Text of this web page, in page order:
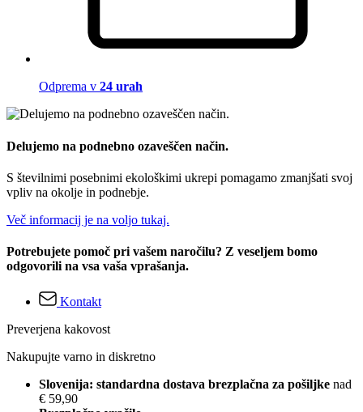
Odprema v 24 urah
Delujemo na podnebno ozaveščen način.
S številnimi posebnimi ekološkimi ukrepi pomagamo zmanjšati svoj
vpliv na okolje in podnebje.
Več informacij je na voljo tukaj.
Potrebujete pomoč pri vašem naročilu? Z veseljem bomo
odgovorili na vsa vaša vprašanja.
Kontakt
Preverjena kakovost
Nakupujte varno in diskretno
Slovenija: standardna dostava brezplačna za pošiljke nad
€ 59,90